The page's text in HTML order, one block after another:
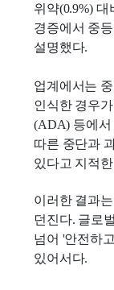
위약(0.9%)
경증에서 중
설명했다.
업계에서는
인식한 경우
(ADA) 등에서
따른 중단과
있다고 지적
이러한 결과
던진다. 글로
넘어 '안전하
있어서다.